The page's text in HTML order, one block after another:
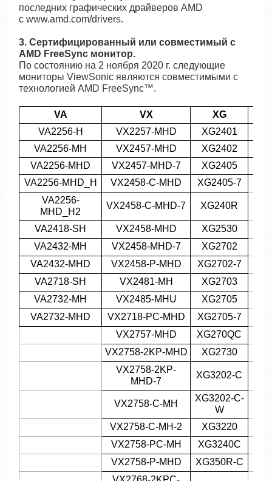
последних графических драйверов AMD
с www.amd.com/drivers.
3. Сертифицированный или совместимый с
AMD FreeSync монитор.
По состоянию на 2 ноября 2020 г. следующие
мониторы ViewSonic являются совместимыми с
технологией AMD FreeSync™.
VA VX XG
VA2256-H
VX2257-MHD XG2401
VA2256-MH
VX2457-MHD XG2402
VA2256-MHD
VX2457-MHD-7 XG2405
VA2256-MHD_H
VX2458-C-MHD
XG2405-7
VA2256-
MHD_H2
VX2458-C-MHD-7 XG240R
VA2418-SH VX2458-MHD
XG2530
VA2432-MH
VX2458-MHD-7
XG2702
VA2432-MHD
VX2458-P-MHD
XG2702-7
VA2718-SH
VX2481-MH
XG2703
VA2732-MH
VX2485-MHU
XG2705
VA2732-MHD
VX2718-PC-MHD
XG2705-7
VX2757-MHD
XG270QC
VX2758-2KP-MHD
XG2730
VX2758-2KP-
MHD-7
XG3202-C
VX2758-C-MH
XG3202-C-
W
VX2758-C-MH-2
XG3220
VX2758-PC-MH
XG3240C
VX2758-P-MHD
XG350R-C